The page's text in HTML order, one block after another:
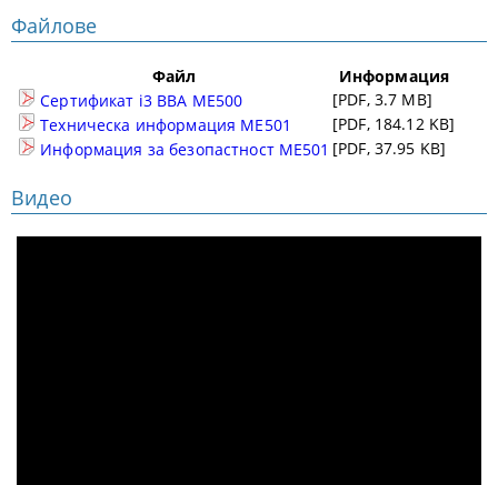
Файлове
Файл
Информация
Сертификат i3 BBA ME500
[PDF, 3.7 MB]
Техническа информация ME501
[PDF, 184.12 KB]
Информация за безопастност ME501 [PDF, 37.95 KB]
Видео